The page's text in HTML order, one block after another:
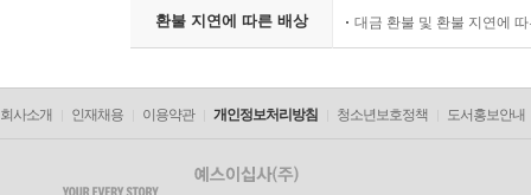
환불 지연에 따른 배상 대금 환불 및 환불 지연에
회사소개 인재채용 이용약관 개인정보처리방침 청소년보호정책 도서홍보안내